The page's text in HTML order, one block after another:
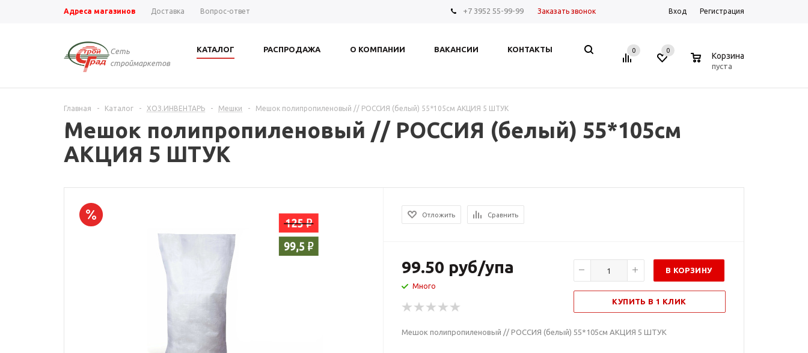
Адреса магазинов Доставка Вопрос-ответ +7 3952 55-99-99 Заказать звонок Вход Регистрация
Сеть
строймаркетов
КАТАЛОГ РАСПРОДАЖА О КОМПАНИИ ВАКАНСИИ КОНТАКТЫ 0 0
Корзина
пуста
Главная - Каталог - ХОЗ.ИНВЕНТАРЬ - Мешки - Мешок полипропиленовый // РОССИЯ (белый) 55*105см АКЦИЯ 5 ШТУК
Мешок полипропиленовый // РОССИЯ (белый) 55*105см
АКЦИЯ 5 ШТУК
Отложить Сравнить
99.50 руб/упа
Много
В КОРЗИНУ
КУПИТЬ В 1 КЛИК
Мешок полипропиленовый // РОССИЯ (белый) 55*105см АКЦИЯ 5 ШТУК